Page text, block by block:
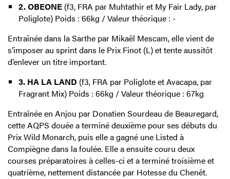
2. OBEONE(f3, FRA par Muhtathir et My Fair Lady, par
Poliglote) Poids : 66kg / Valeur théorique : -
Entraînée dans la Sarthe par Mikaël Mescam, elle vient de
s’imposer au sprint dans le Prix Finot (L) et tente aussitôt
d’enlever un titre important.
3. HA LA LAND (f3, FRA par Poliglote et Avacapa, par
Fragrant Mix) Poids : 66kg / Valeur théorique : 67kg
Entraînée en Anjou par Donatien Sourdeau de Beauregard,
cette AQPS douée a terminé deuxième pour ses débuts du
Prix Wild Monarch, puis elle a gagné une Listed à
Compiègne dans la foulée. Elle a ensuite couru deux
courses préparatoires à celles-ci et a terminé troisième et
quatrième, nettement distancée par Hotesse du Chenêt.